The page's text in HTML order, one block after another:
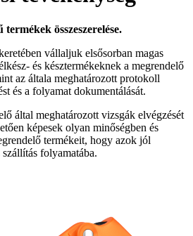
termékek összeszerelése.
vállaljuk elsősorban magas
és késztermékeknek a megrendelő
az általa meghatározott protokoll
és a folyamat dokumentálását.
által meghatározott vizsgák elvégzését
képesek olyan minőségben és
termékeit, hogy azok jól
folyamatába.